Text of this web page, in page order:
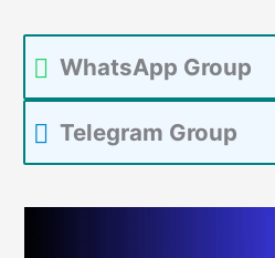
WhatsApp Group
Telegram Group